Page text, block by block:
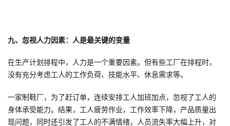
九、忽视人力因素：人是最关键的变量
在生产计划排程中，人力是一个重要因素。但有些工厂在排程时，
没有充分考虑工人的工作负荷、技能水平、休息需求等。
一家制鞋厂，为了赶订单，连续安排工人加班加点，忽视了工人的
身体承受能力。结果，工人疲劳作业，工作效率下降，产品质量出
现问题，同时还引发了工人的不满情绪，人员流失率大幅上升，对